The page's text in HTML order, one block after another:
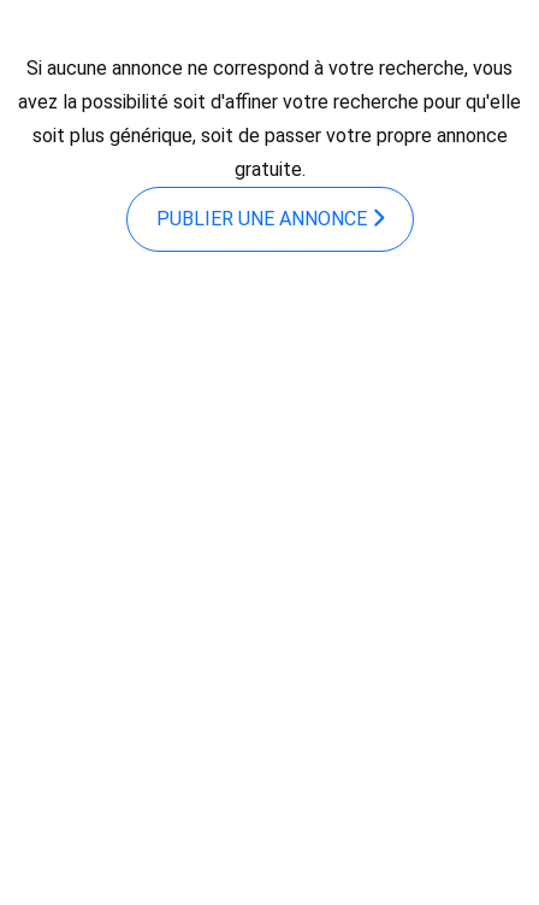
Si aucune annonce ne correspond à votre recherche, vous
avez la possibilité soit d'affiner votre recherche pour qu'elle
soit plus générique, soit de passer votre propre annonce
gratuite.
PUBLIER UNE ANNONCE